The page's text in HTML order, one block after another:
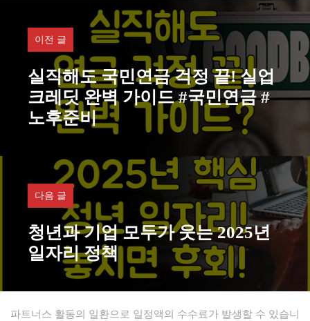
고
이전 글
실직해도 국민연금 걱정 끝! 실업
크레딧 완벽 가이드 #국민연금 #
노후준비
다음 글
청년과 기업 모두가 웃는 2025년
일자리 정책
파트너스 활동의 일환으로 일정액의 수수료가 발생할 수 있습니